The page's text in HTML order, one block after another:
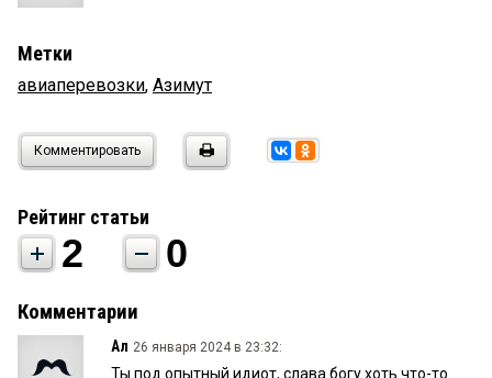
Метки
авиаперевозки, Азимут
Комментировать
Рейтинг статьи
2 0
Комментарии
Ал 26 января 2024 в 23:32:
Ты под опытный идиот, слава богу хоть что-то